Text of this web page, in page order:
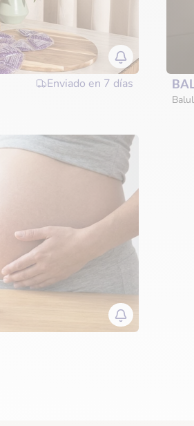
Enviado en 7 días